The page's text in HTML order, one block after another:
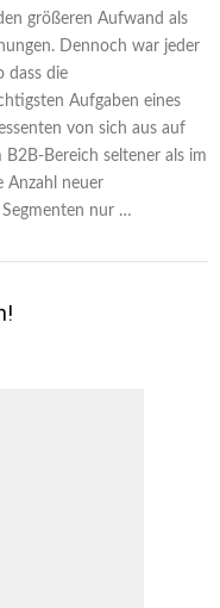
größeren Aufwand als
Dennoch war jeder
dass die
Aufgaben eines
von sich aus auf
Bereich seltener als im
Anzahl neuer
nur …